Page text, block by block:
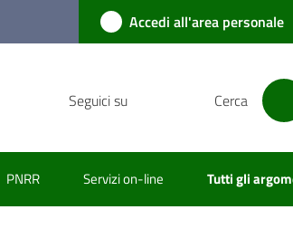
Accedi all'area personale
Seguici su Cerca
PNRR Servizi on-line Tutti gli